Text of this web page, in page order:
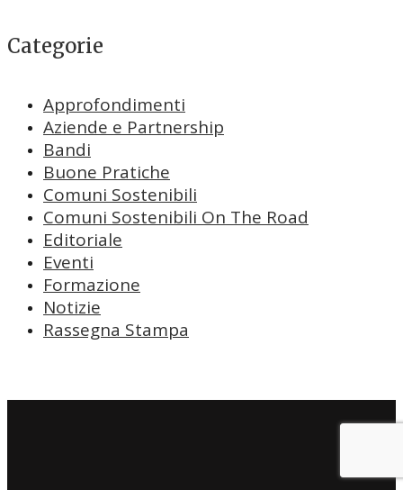
Categorie
Approfondimenti
Aziende e Partnership
Bandi
Buone Pratiche
Comuni Sostenibili
Comuni Sostenibili On The Road
Editoriale
Eventi
Formazione
Notizie
Rassegna Stampa